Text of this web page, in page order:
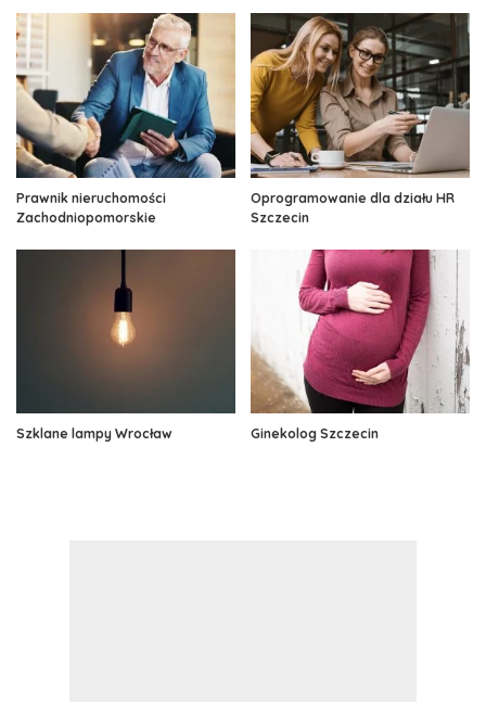
Prawnik nieruchomości
Zachodniopomorskie
Oprogramowanie dla działu HR
Szczecin
Szklane lampy Wrocław Ginekolog Szczecin